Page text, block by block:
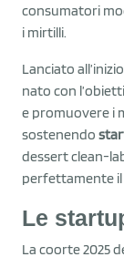
consumatori
i mirtilli.
Lanciato
nato con
e promuovere i
sostenendo
dessert clean-
perfettamente
Le
La coorte 2025